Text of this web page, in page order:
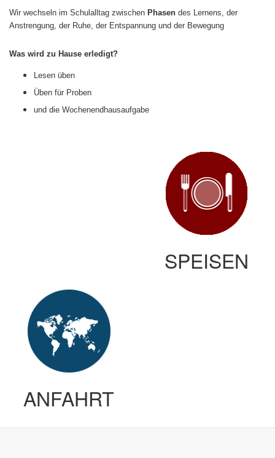
Wir wechseln im Schulalltag zwischen Phasen des Lernens, der
Anstrengung, der Ruhe, der Entspannung und der Bewegung
Was wird zu Hause erledigt?
Lesen üben
Üben für Proben
und die Wochenendhausaufgabe
SPEISEN
ANFAHRT